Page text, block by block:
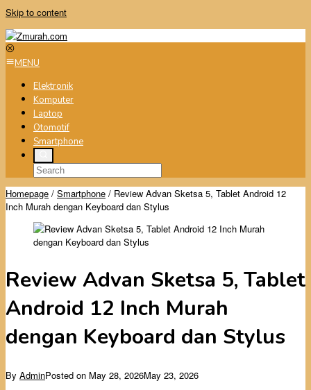
Skip to content
MENU
Elektronik
Komputer
Laptop
Otomotif
Smartphone
Homepage / Smartphone / Review Advan Sketsa 5, Tablet Android 12
Inch Murah dengan Keyboard dan Stylus
Review Advan Sketsa 5, Tablet
Android 12 Inch Murah
dengan Keyboard dan Stylus
By AdminPosted on May 28, 2026May 23, 2026